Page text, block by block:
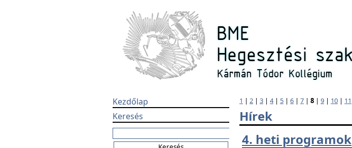
Kezdőlap
Keresés
1 | 2 | 3 | 4| 5 | 6 | 7 | 8 | 9 | 10 | 11
Hírek
4. heti programok